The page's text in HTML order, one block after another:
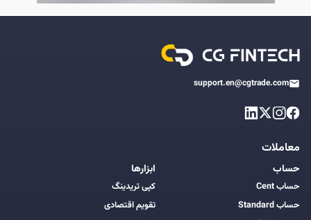
support.en@cgtrade.com
معاملات
حساب
حساب Cent
حساب Standard
ابزارها
کپی تریدینگ
تقویم اقتصادی